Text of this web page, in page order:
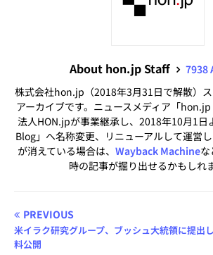
About hon.jp Staff
7938
株式会社hon.jp（2018年3月31日で解散）
アーカイブです。ニュースメディア「
法人HON.jpが事業継承し、2018年10月1日
Blog」へ名称変更、リニューアルして運営
が消えている場合は、 Wayback Machineな
時の記事が掘り出せるかもしれ
PREVIOUS
米イラク研究グループ、ブッシュ大統領に提出
料公開